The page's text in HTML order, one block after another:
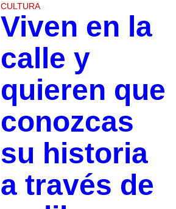
CULTURA
Viven en la
calle y
quieren que
conozcas
su historia
a través de